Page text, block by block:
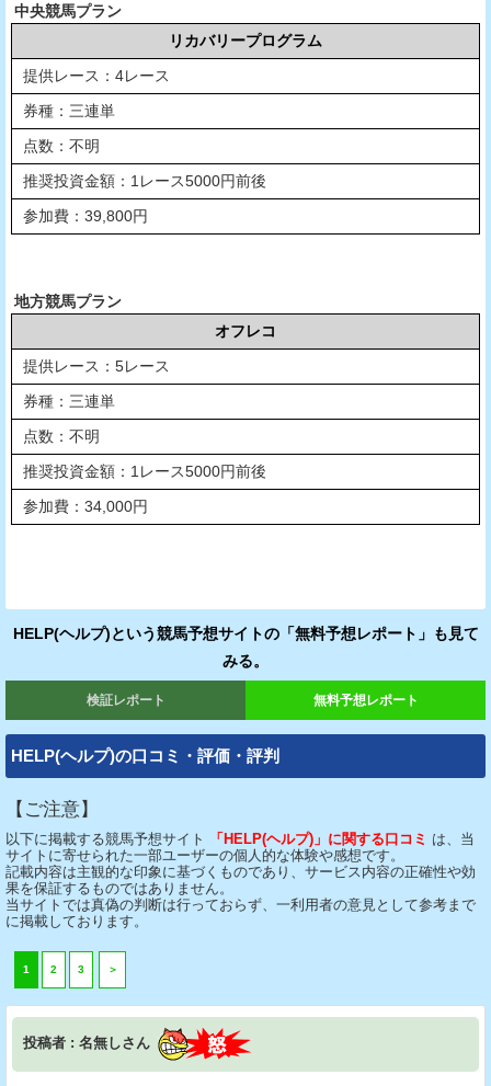
中央競馬プラン
リカバリープログラム
提供レース：4レース
券種：三連単
点数：不明
推奨投資金額：1レース5000円前後
参加費：39,800円
地方競馬プラン
オフレコ
提供レース：5レース
券種：三連単
点数：不明
推奨投資金額：1レース5000円前後
参加費：34,000円
HELP(ヘルプ)という競馬予想サイトの「無料予想レポート 」も見て
みる。
検証レポート 無料予想レポート
HELP(ヘルプ)の口コミ・評価・評判
【ご注意】
以下に掲載する競馬予想サイト 「HELP(ヘルプ)」に関する口コミ は、当
サイトに寄せられた一部ユーザーの個人的な体験や感想です。
記載内容は主観的な印象に基づくものであり、サービス内容の正確性や効
果を保証するものではありません。
当サイトでは真偽の判断は行っておらず、一利用者の意見として参考まで
に掲載しております。
1 2 3 ＞
投稿者 : 名無しさん